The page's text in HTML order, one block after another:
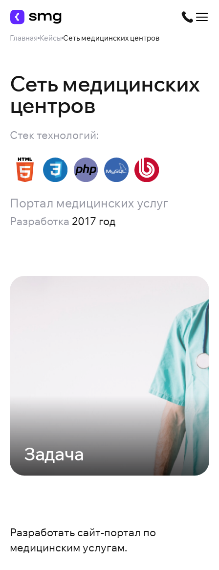
Главная Кейсы Сеть медицинских центров
Сеть медицинских
центров
Стек технологий:
Портал медицинских услуг
Разработка 2017 год
Задача
Разработать сайт-портал по
медицинским услугам.